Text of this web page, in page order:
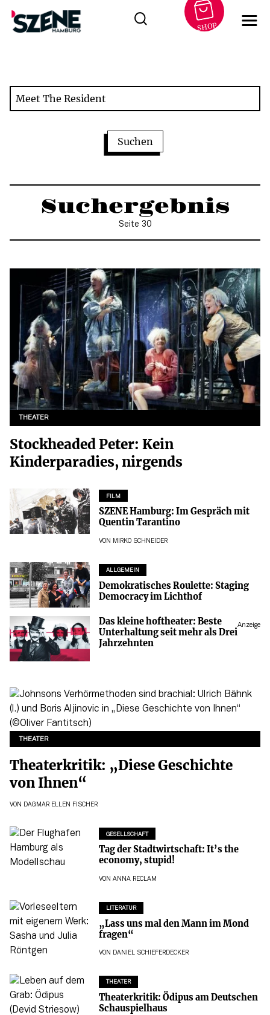
SHOP
Suchergebnis
Seite 30
THEATER
Stockheaded Peter: Kein
Kinderparadies, nirgends
FILM
SZENE Hamburg: Im Gespräch mit
Quentin Tarantino
VON MIRKO SCHNEIDER
ALLGEMEIN
Demokratisches Roulette: Staging
Democracy im Lichthof
Anzeige
Das kleine hoftheater: Beste
Unterhaltung seit mehr als Drei
Jahrzehnten
THEATER
Theaterkritik: „Diese Geschichte
von Ihnen“
VON DAGMAR ELLEN FISCHER
GESELLSCHAFT
Tag der Stadtwirtschaft: It’s the
economy, stupid!
VON ANNA RECLAM
LITERATUR
„Lass uns mal den Mann im Mond
fragen“
VON DANIEL SCHIEFERDECKER
THEATER
Theaterkritik: Ödipus am Deutschen
Schauspielhaus